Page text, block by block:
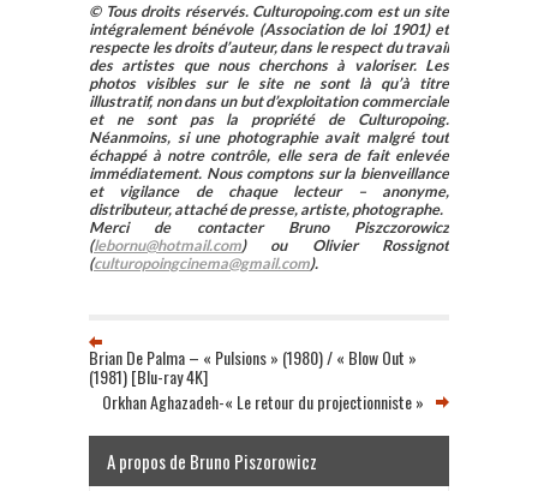
© Tous droits réservés. Culturopoing.com est un site
intégralement bénévole (Association de loi 1901) et
respecte les droits d’auteur, dans le respect du travail
des artistes que nous cherchons à valoriser. Les
photos visibles sur le site ne sont là qu’à titre
illustratif, non dans un but d’exploitation commerciale
et ne sont pas la propriété de Culturopoing.
Néanmoins, si une photographie avait malgré tout
échappé à notre contrôle, elle sera de fait enlevée
immédiatement. Nous comptons sur la bienveillance
et vigilance de chaque lecteur – anonyme,
distributeur, attaché de presse, artiste, photographe.
Merci de contacter Bruno Piszczorowicz
(lebornu@hotmail.com) ou Olivier Rossignot
(culturopoingcinema@gmail.com).
Brian De Palma – « Pulsions » (1980) / « Blow Out »
(1981) [Blu-ray 4K]
Orkhan Aghazadeh-« Le retour du projectionniste »
A propos de Bruno Piszorowicz